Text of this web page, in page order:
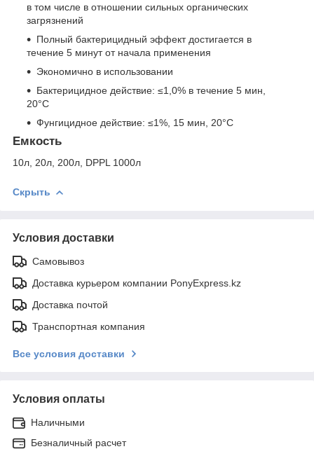
в том числе в отношении сильных органических
загрязнений
Полный бактерицидный эффект достигается в
течение 5 минут от начала применения
Экономично в использовании
Бактерицидное действие: ≤1,0% в течение 5 мин,
20°C
Фунгицидное действие: ≤1%, 15 мин, 20°C
Емкость
10л, 20л, 200л, DPPL 1000л
Скрыть
Условия доставки
Самовывоз
Доставка курьером компании PonyExpress.kz
Доставка почтой
Транспортная компания
Все условия доставки
Условия оплаты
Наличными
Безналичный расчет